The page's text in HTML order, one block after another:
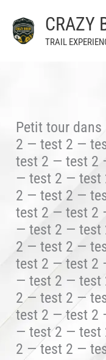
contenu
CRAZY
TRAIL
Petit tour
2 — test 2 —
test 2 — test 2
— test 2 —
2 — test 2 —
test 2 — test 2
— test 2 —
2 — test 2 —
test 2 — test 2
— test 2 —
2 — test 2 —
test 2 — test 2
— test 2 —
2 — test 2 —